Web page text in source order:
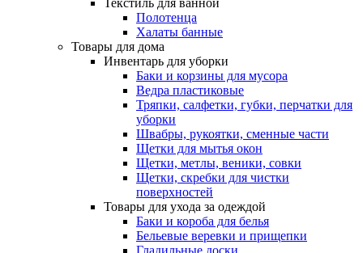
Текстиль для ванной
Полотенца
Халаты банные
Товары для дома
Инвентарь для уборки
Баки и корзины для мусора
Ведра пластиковые
Тряпки, салфетки, губки, перчатки для
уборки
Швабры, рукоятки, сменные части
Щетки для мытья окон
Щетки, метлы, веники, совки
Щетки, скребки для чистки
поверхностей
Товары для ухода за одеждой
Баки и короба для белья
Бельевые веревки и прищепки
Гладильные доски